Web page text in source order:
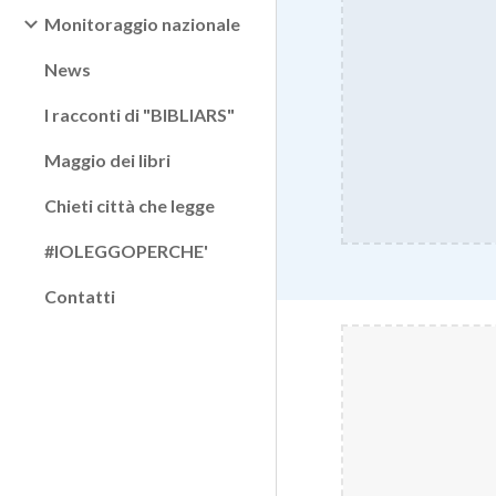
Monitoraggio nazionale
News
I racconti di "BIBLIARS"
Maggio dei libri
Chieti città che legge
#IOLEGGOPERCHE'
Contatti